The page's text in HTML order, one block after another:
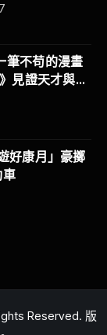
筆不苟的漫畫
見證天才與時
好康月」豪擲
Reserved. 版